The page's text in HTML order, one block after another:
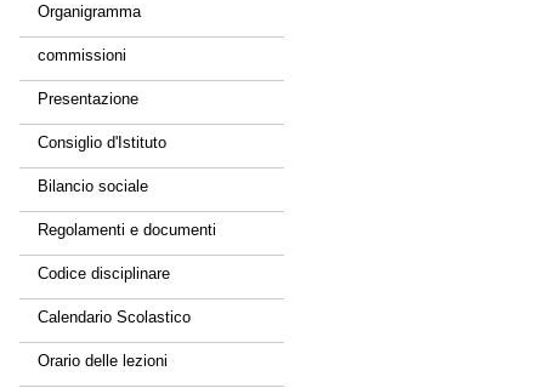
Organigramma
commissioni
Presentazione
Consiglio d'Istituto
Bilancio sociale
Regolamenti e documenti
Codice disciplinare
Calendario Scolastico
Orario delle lezioni